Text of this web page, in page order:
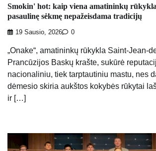
Smokin' hot: kaip viena amatininkų
pasaulinę sėkmę nepažeisdama tradicijų
19 Sausio, 2026 0
„Onake“, amatininkų rūkykla Saint-Jean-
Prancūzijos Baskų krašte, sukūrė
nacionaliniu, tiek tarptautiniu mastu, nes
dėmesio skiria aukštos kokybės rūkytai
ir […]